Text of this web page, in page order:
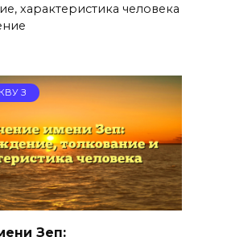
характеристика человека
З
Зеп: